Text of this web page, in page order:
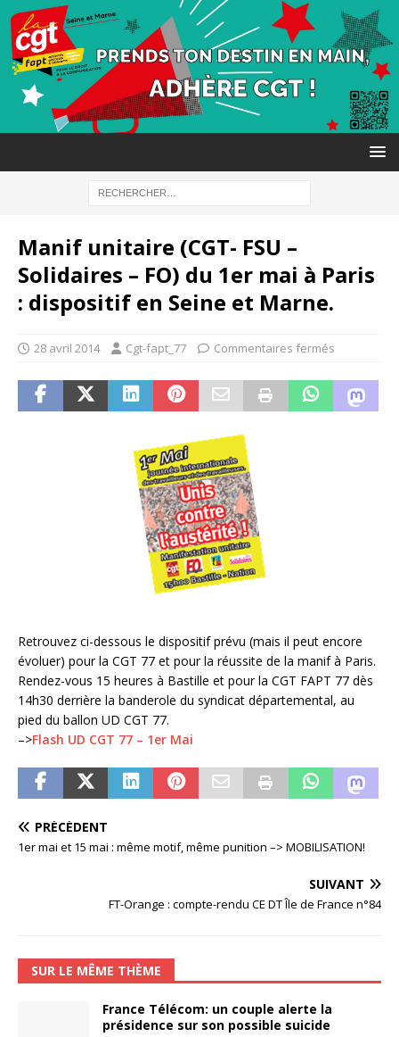
Manif unitaire (CGT- FSU –
Solidaires – FO) du 1er mai à Paris
: dispositif en Seine et Marne.
28 avril 2014 Cgt-fapt_77 Commentaires fermés
Retrouvez ci-dessous le dispositif prévu (mais il peut encore
évoluer) pour la CGT 77 et pour la réussite de la manif à Paris.
Rendez-vous 15 heures à Bastille et pour la CGT FAPT 77 dès
14h30 derrière la banderole du syndicat départemental, au
pied du ballon UD CGT 77.
–>Flash UD CGT 77 – 1er Mai
PRÉCÉDENT
1er mai et 15 mai : même motif, même punition –> MOBILISATION!
SUIVANT
FT-Orange : compte-rendu CE DT Île de France n°84
SUR LE MÊME THÈME
France Télécom: un couple alerte la
présidence sur son possible suicide